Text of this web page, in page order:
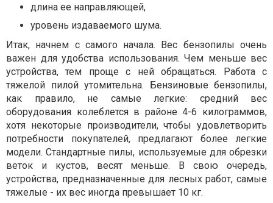
длина ее направляющей,
уровень издаваемого шума.
Итак, начнем с самого начала. Вес бензопилы очень
важен для удобства использования. Чем меньше вес
устройства, тем проще с ней обращаться. Работа с
тяжелой пилой утомительна. Бензиновые бензопилы,
как правило, не самые легкие: средний вес
оборудования колеблется в районе 4-6 килограммов,
хотя некоторые производители, чтобы удовлетворить
потребности покупателей, предлагают более легкие
модели. Стандартные пилы, используемые для обрезки
веток и кустов, весят меньше. В свою очередь,
устройства, предназначенные для лесных работ, самые
тяжелые - их вес иногда превышает 10 кг.